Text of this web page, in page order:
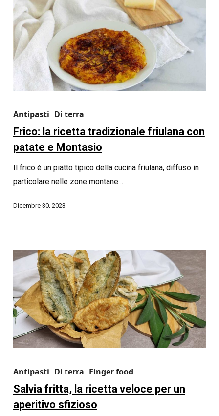
Antipasti Di terra
Frico: la ricetta tradizionale friulana con
patate e Montasio
Il frico è un piatto tipico della cucina friulana, diffuso in
particolare nelle zone montane…
Dicembre 30, 2023
Antipasti Di terra Finger food
Salvia fritta, la ricetta veloce per un
aperitivo sfizioso